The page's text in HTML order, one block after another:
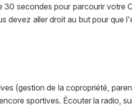
secondes pour parcourir votre
devez aller droit au but pour que
(gestion de la copropriété,
sportives. Écouter la radio,